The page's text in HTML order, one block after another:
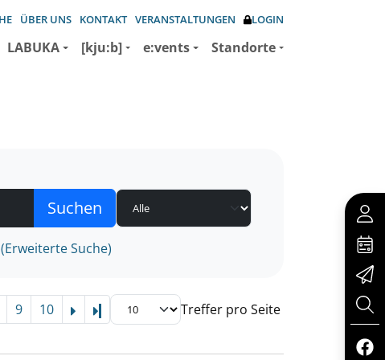
ÜBER UNS KONTAKT VERANSTALTUNGEN LOGIN
LABUKA [kju:b] e:vents Standorte
Suche)
9 10 Letzte Seite Treffer pro Seite